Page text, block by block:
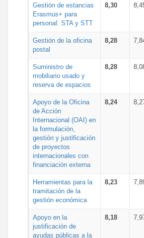
Gestión de estancias
Erasmus+ para
personal: STA y STT
8,30
Gestión de la oficina
postal
8,28
Suministro de
mobiliario usado y
reserva de espacios
8,28
Apoyo de la Oficina
de Acción
Internacional (OAI) en
la formulación,
gestión y justificación
de proyectos
internacionales con
financiación externa
8,24
Herramientas para la
tramitación de la
gestión económica
8,23
Apoyo en la
justificación de
ayudas públicas a la
8,18